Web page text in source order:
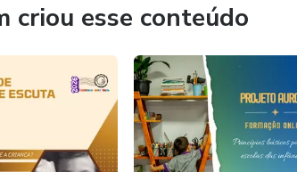
criou esse conteúdo